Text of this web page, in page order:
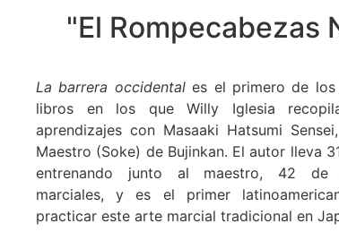
"El Rompecabezas
La barrera occidentales el primero de los
libros en los que Willy Iglesia
aprendizajes con Masaaki Hatsumi
Maestro (Soke) de Bujinkan. El autor lleva
entrenando junto al maestro, 42 de
marciales, y es el primer
practicar este arte marcial tradicional en